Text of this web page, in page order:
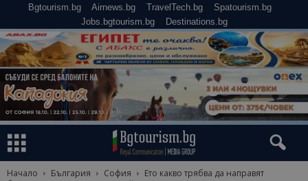
Bgtourism.bg Airnews.bg TravelTech.bg
Spatourism.bg
Jobs.bgtourism.bg
Destinations.bg
Начало България София
Ето какво трябва да направят